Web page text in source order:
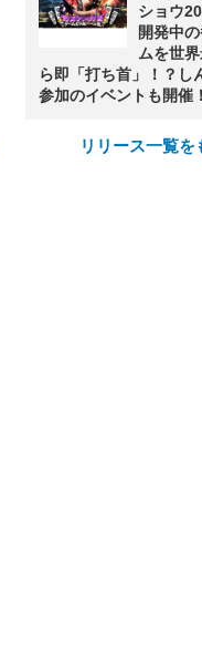
ショウ
開発中
ムを世
ら即「打ち首」！？し
参加のイベントも開催！
リリース一覧を